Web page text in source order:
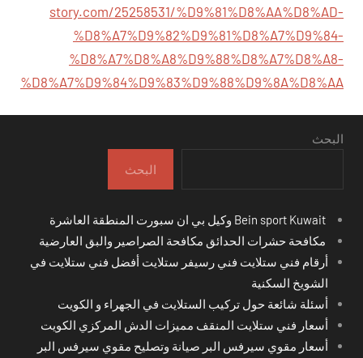
story.com/25258531/%D9%81%D8%AA%D8%AD-
%D8%A7%D9%82%D9%81%D8%A7%D9%84-
%D8%A7%D8%A8%D9%88%D8%A7%D8%A8-
%D8%A7%D9%84%D9%83%D9%88%D9%8A%D8%AA
البحث
البحث
مكافحة حشرات الحدائق مكافحة الصراصير والبق العارضية
أرقام فني ستلايت فني رسيفر ستلايت أفضل فني ستلايت في
الشويخ السكنية
أسئلة شائعة حول تركيب الستلايت في الجهراء و الكويت
أسعار فني ستلايت المنقف مميزات الدش المركزي الكويت
أسعار مقوي سيرفس البر صيانة وتصليح مقوي سيرفس البر